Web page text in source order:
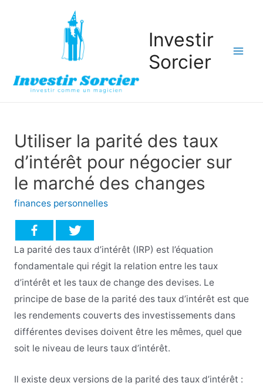
Investir
Sorcier
Utiliser la parité des taux
d’intérêt pour négocier sur
le marché des changes
finances personnelles
La parité des taux d’intérêt (IRP) est l’équation
fondamentale qui régit la relation entre les taux
d’intérêt et les taux de change des devises. Le
principe de base de la parité des taux d’intérêt est que
les rendements couverts des investissements dans
différentes devises doivent être les mêmes, quel que
soit le niveau de leurs taux d’intérêt.
Il existe deux versions de la parité des taux d’intérêt :